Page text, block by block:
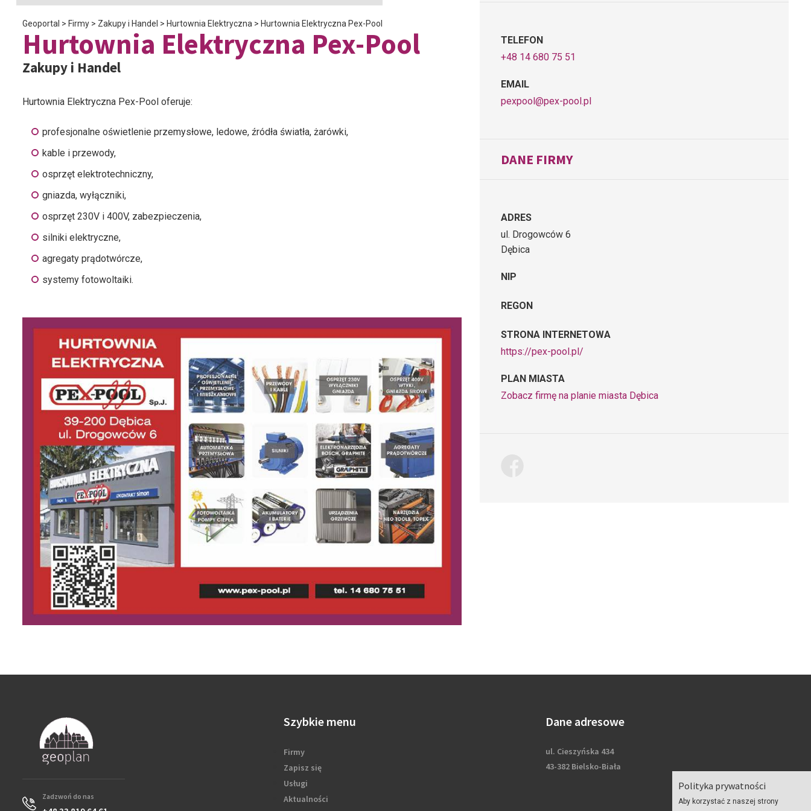
Polityka prywatności
Aby korzystać z naszej strony
Geoportal > Firmy > Zakupy i Handel > Hurtownia Elektryczna > Hurtownia Elektryczna Pex-Pool
Hurtownia Elektryczna Pex-Pool
Zakupy i Handel
Hurtownia Elektryczna Pex-Pool oferuje:
profesjonalne oświetlenie przemysłowe, ledowe, źródła światła, żarówki,
kable i przewody,
osprzęt elektrotechniczny,
gniazda, wyłączniki,
osprzęt 230V i 400V, zabezpieczenia,
silniki elektryczne,
agregaty prądotwórcze,
systemy fotowoltaiki.
TELEFON
+48 14 680 75 51
EMAIL
pexpool@pex-pool.pl
DANE FIRMY
ADRES
ul. Drogowców 6
Dębica
NIP
REGON
STRONA INTERNETOWA
https://pex-pool.pl/
PLAN MIASTA
Zobacz firmę na planie miasta Dębica
Zadzwoń do nas
Szybkie menu
Firmy
Zapisz się
Usługi
Aktualności
Dane adresowe
ul. Cieszyńska 434
43-382 Bielsko-Biała